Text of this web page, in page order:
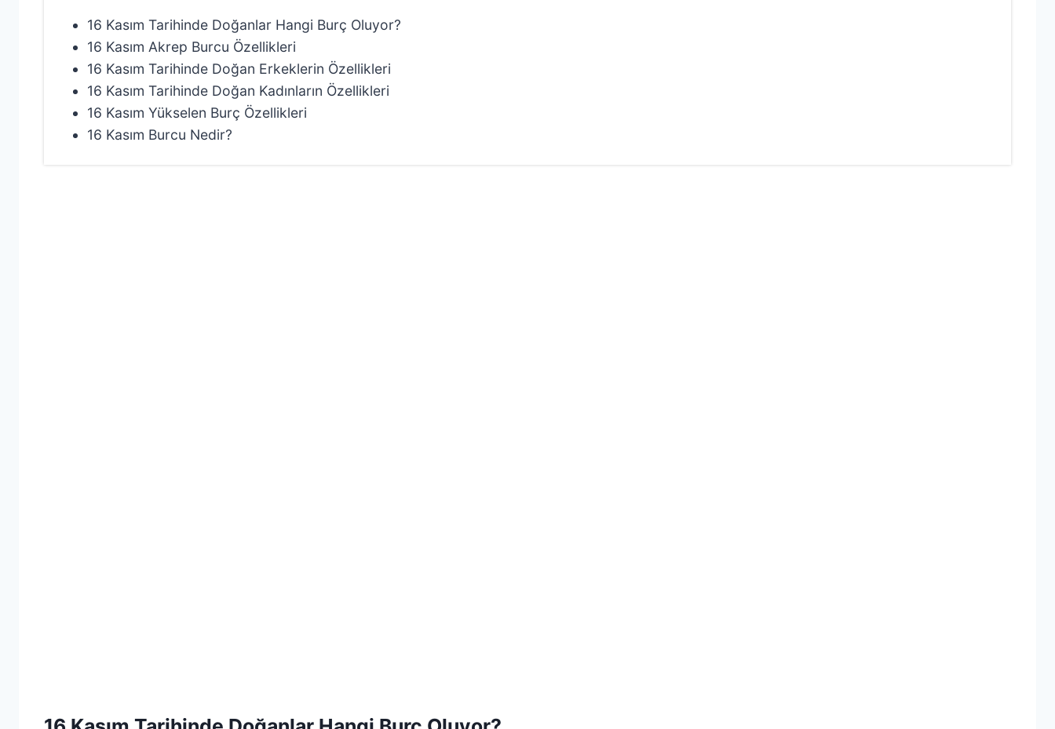
16 Kasım Tarihinde Doğanlar Hangi Burç Oluyor?
16 Kasım Akrep Burcu Özellikleri
16 Kasım Tarihinde Doğan Erkeklerin Özellikleri
16 Kasım Tarihinde Doğan Kadınların Özellikleri
16 Kasım Yükselen Burç Özellikleri
16 Kasım Burcu Nedir?